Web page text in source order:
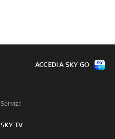
Servizi:
SKY TV
ACCEDI A SKY GO